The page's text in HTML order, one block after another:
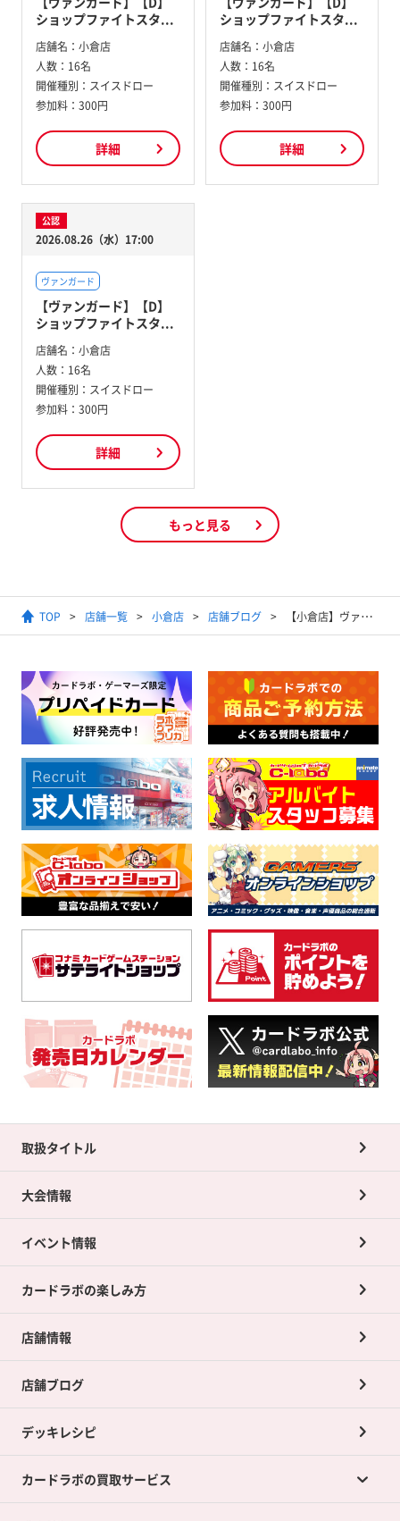
ショップファイトスタ...
店舗名： 小倉店
人数： 16名
開催種別： スイスドロー
参加料： 300円
詳細
ショップファイトスタ...
店舗名： 小倉店
人数： 16名
開催種別： スイスドロー
参加料： 300円
詳細
公認
2026.08.26（水）17:00
ヴァンガード
【ヴァンガード】【D】
ショップファイトスタ...
店舗名： 小倉店
人数： 16名
開催種別： スイスドロー
参加料： 300円
詳細
もっと見る
TOP 店舗一覧 小倉店 店舗ブログ 【小倉店】ヴァンガード「きゅうしゅうカップ店舗予選」が開催されました！！超激強デッキレシピあり！
取扱タイトル
大会情報
イベント情報
カードラボの楽しみ方
店舗情報
店舗ブログ
デッキレシピ
カードラボの買取サービス